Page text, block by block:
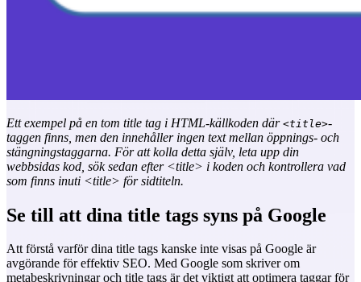
Ett exempel på en tom title tag i HTML-källkoden där <title>-
taggen finns, men den innehåller ingen text mellan öppnings- och
stängningstaggarna. För att kolla detta själv, leta upp din
webbsidas kod, sök sedan efter <title> i koden och kontrollera vad
som finns inuti <title> för sidtiteln.
Se till att dina title tags syns på Google
Att förstå varför dina title tags kanske inte visas på Google är
avgörande för effektiv SEO. Med Google som skriver om
metabeskrivningar och title tags är det viktigt att optimera taggar för